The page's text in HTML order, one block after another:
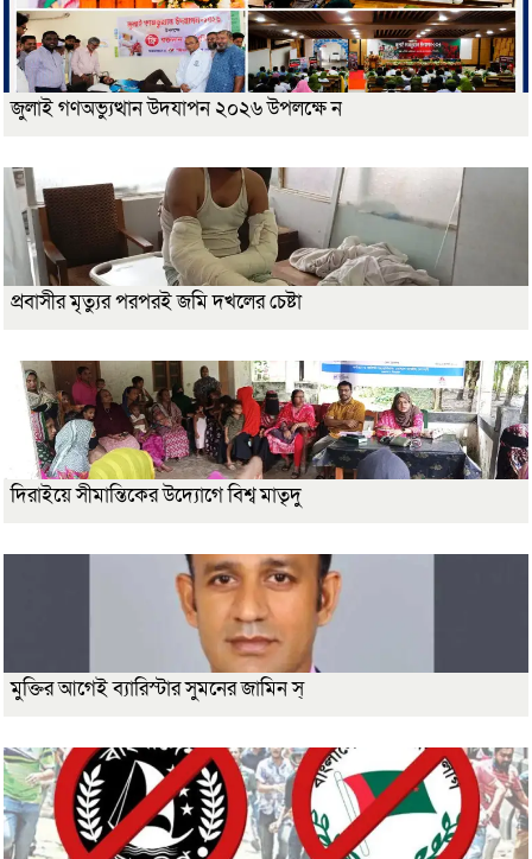
জুলাই গণঅভ্যুত্থান উদযাপন ২০২৬ উপলক্ষে ন
প্রবাসীর মৃত্যুর পরপরই জমি দখলের চেষ্টা
দিরাইয়ে সীমান্তিকের উদ্যোগে বিশ্ব মাতৃদু
মুক্তির আগেই ব্যারিস্টার সুমনের জামিন স্